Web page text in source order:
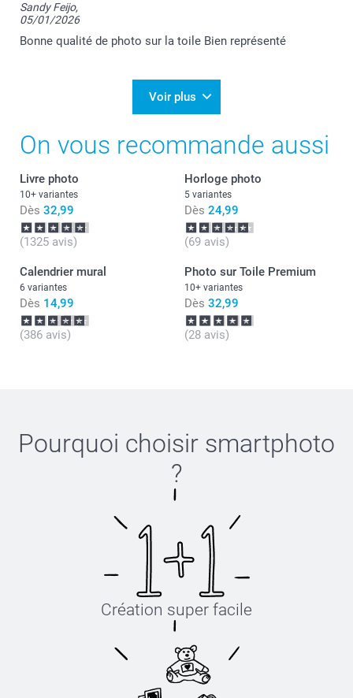
Je vous remercie pour votre commande et je suis
ravie d'apprendre votre satisfaction.
Nous restons à votre écoute et je vous souhaite une
Florence@smartphoto
Sandy Feijo,
05/01/2026
Bonne qualité de photo sur la toile Bien représenté
Voir plus
On vous recommande aussi
Livre photo
10+ variantes
Dès 32,99
(1325 avis)
Horloge photo
5 variantes
Dès 24,99
(69 avis)
Calendrier mural
6 variantes
Dès 14,99
(386 avis)
Photo sur Toile Premium
10+ variantes
Dès 32,99
(28 avis)
Pourquoi choisir smartphoto
?
Création super facile